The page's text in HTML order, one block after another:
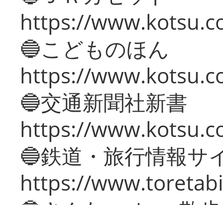
https://
🔵こどものほん
https://
🔵交通新聞社新書
https://
🔵鉄道・旅行情報サ
https://